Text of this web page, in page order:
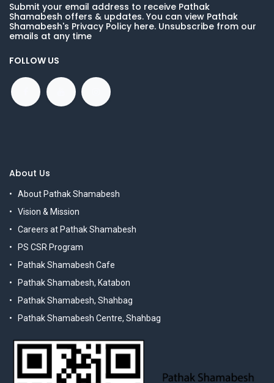
Submit your email address to receive Pathak
Shamabesh offers & updates. You can view Pathak
Shamabesh's Privacy Policy here. Unsubscribe from our
emails at any time
FOLLOW US
About Us
About Pathak Shamabesh
Vision & Mission
Careers at Pathak Shamabesh
PS CSR Program
Pathak Shamabesh Cafe
Pathak Shamabesh, Katabon
Pathak Shamabesh, Shahbag
Pathak Shamabesh Centre, Shahbag